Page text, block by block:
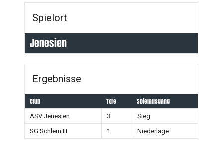
Spielort
Jenesien
Ergebnisse
Club Tore Spielausgang
ASV Jenesien 3
Sieg
SG Schlern III
1 Niederlage